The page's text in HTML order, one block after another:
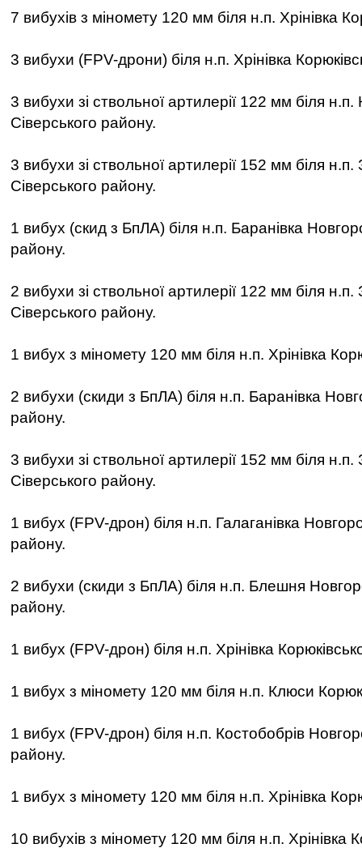
7 вибухів з міномету 120 мм біля н.п. Хрінівка
3 вибухи (FPV-дрони) біля н.п. Хрінівка
3 вибухи зі ствольної артилерії 122 мм біля
Сіверського району.
3 вибухи зі ствольної артилерії 152 мм біля
Сіверського району.
1 вибух (скид з БпЛА) біля н.п. Баранівка
району.
2 вибухи зі ствольної артилерії 122 мм біля
Сіверського району.
1 вибух з міномету 120 мм біля н.п. Хрінівка
2 вибухи (скиди з БпЛА) біля н.п. Баранівка
району.
3 вибухи зі ствольної артилерії 152 мм біля
Сіверського району.
1 вибух (FPV-дрон) біля н.п. Галаганівка
району.
2 вибухи (скиди з БпЛА) біля н.п. Блешня
району.
1 вибух (FPV-дрон) біля н.п. Хрінівка
1 вибух з міномету 120 мм біля н.п. Клюси
1 вибух (FPV-дрон) біля н.п. Костобобрів
району.
1 вибух з міномету 120 мм біля н.п. Хрінівка
10 вибухів з міномету 120 мм біля н.п. Хрінівка